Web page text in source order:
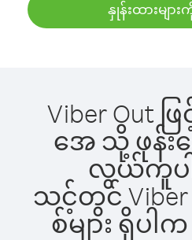
နှုန်းထားမျာ
Viber Out
အေ သို့ ဖုန်း
လွယ်ကူပ
သင့်တွင်
စ်များ ရှိပ